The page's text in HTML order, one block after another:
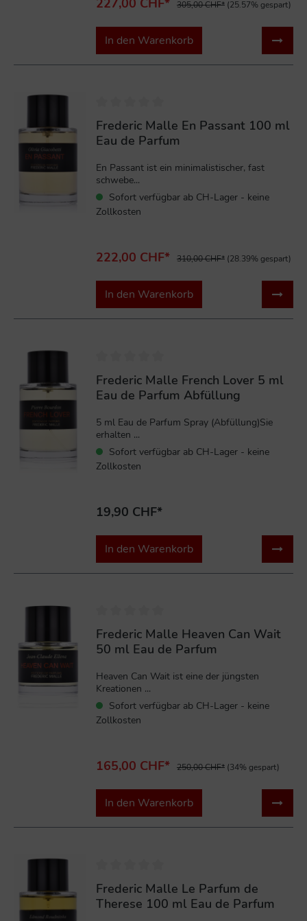
227,00 CHF* 305,00 CHF* (25.57% gespart)
In den Warenkorb
Frederic Malle En Passant 100 ml
Eau de Parfum
En Passant ist ein minimalistischer, fast
schwebe...
Sofort verfügbar ab CH-Lager - keine
Zollkosten
222,00 CHF* 310,00 CHF* (28.39% gespart)
In den Warenkorb
Frederic Malle French Lover 5 ml
Eau de Parfum Abfüllung
5 ml Eau de Parfum Spray (Abfüllung)Sie
erhalten ...
Sofort verfügbar ab CH-Lager - keine
Zollkosten
19,90 CHF*
In den Warenkorb
Frederic Malle Heaven Can Wait
50 ml Eau de Parfum
Heaven Can Wait ist eine der jüngsten
Kreationen ...
Sofort verfügbar ab CH-Lager - keine
Zollkosten
165,00 CHF* 250,00 CHF* (34% gespart)
In den Warenkorb
Frederic Malle Le Parfum de
Therese 100 ml Eau de Parfum